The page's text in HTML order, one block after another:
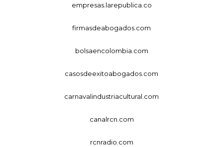
empresas.larepublica.co
firmasdeabogados.com
bolsaencolombia.com
casosdeexitoabogados.com
carnavalindustriacultural.com
canalrcn.com
rcnradio.com